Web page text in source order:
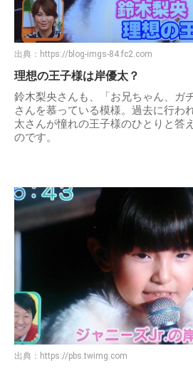
出典： https://blog-imgs-84.fc2.com
理想の王子様は岸優太？
鈴木梨央さんも、「お兄ちゃん、ガ
さんを慕っている模様。過去に行わ
太さんが憧れの王子様のひとりと答
のです。
出典： https://pbs.twimg.com